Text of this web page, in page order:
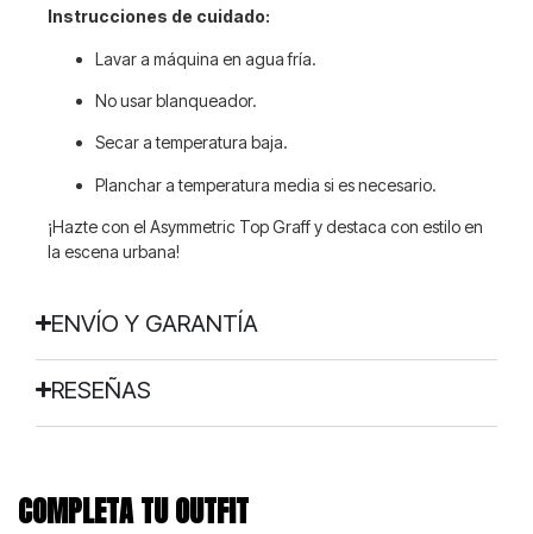
Instrucciones de cuidado:
Lavar a máquina en agua fría.
No usar blanqueador.
Secar a temperatura baja.
Planchar a temperatura media si es necesario.
¡Hazte con el Asymmetric Top Graffy destaca con estilo en
la escena urbana!
ENVÍO Y GARANTÍA
RESEÑAS
COMPLETA TU OUTFIT